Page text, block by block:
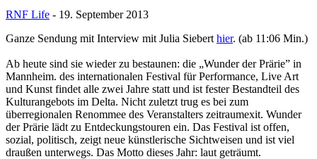
RNF Life - 19. September 2013
Ganze Sendung mit Interview mit Julia Siebert hier. (ab 11:06 Min.)
Ab heute sind sie wieder zu bestaunen: die „Wunder der Prärie” in
Mannheim. des internationalen Festival für Performance, Live Art
und Kunst findet alle zwei Jahre statt und ist fester Bestandteil des
Kulturangebots im Delta. Nicht zuletzt trug es bei zum
überregionalen Renommee des Veranstalters zeitraumexit. Wunder
der Prärie lädt zu Entdeckungstouren ein. Das Festival ist offen,
sozial, politisch, zeigt neue künstlerische Sichtweisen und ist viel
draußen unterwegs. Das Motto dieses Jahr: laut geträumt.